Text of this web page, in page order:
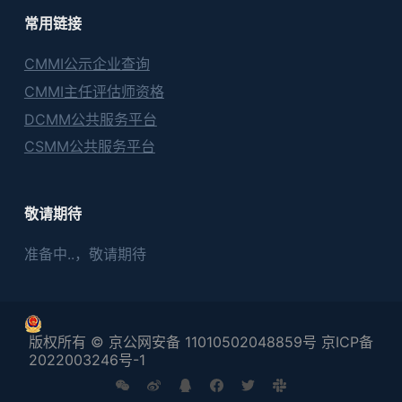
常用链接
CMMI公示企业查询
CMMI主任评估师资格
DCMM公共服务平台
CSMM公共服务平台
敬请期待
准备中..，敬请期待
版权所有 © 京公网安备 11010502048859号 京ICP备
2022003246号-1